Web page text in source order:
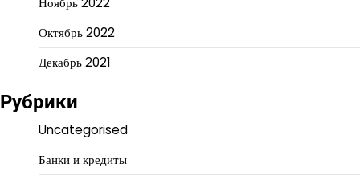
Октябрь 2022
Декабрь 2021
Рубрики
Uncategorised
Банки и кредиты